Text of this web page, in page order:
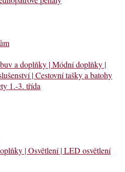
a doplňky | Módní doplňky |
| Cestovní tašky a batohy
1.-3. třída
| Osvětlení | LED osvětlení